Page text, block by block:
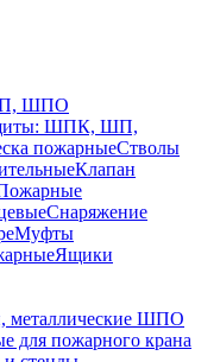
ШПО
ШПК, ШП,
пожарныеСтволы
Клапан
Снаряжение
Муфты
Ящики
металлические ШПО
для пожарного крана